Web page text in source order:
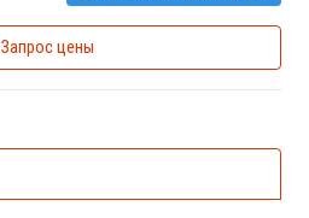
Запрос цены